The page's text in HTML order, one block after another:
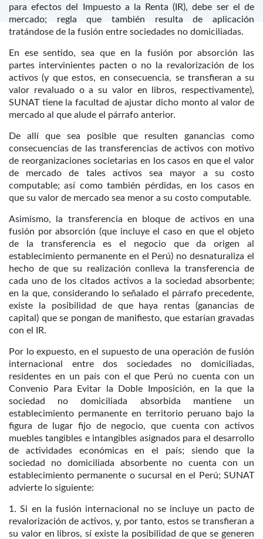
para efectos del Impuesto a la Renta (IR), debe ser el de
mercado; regla que también resulta de aplicación
tratándose de la fusión entre sociedades no domiciliadas.
En ese sentido, sea que en la fusión por absorción las
partes intervinientes pacten o no la revalorización de los
activos (y que estos, en consecuencia, se transfieran a su
valor revaluado o a su valor en libros, respectivamente),
SUNAT tiene la facultad de ajustar dicho monto al valor de
mercado al que alude el párrafo anterior.
De allí que sea posible que resulten ganancias como
consecuencias de las transferencias de activos con motivo
de reorganizaciones societarias en los casos en que el valor
de mercado de tales activos sea mayor a su costo
computable; así como también pérdidas, en los casos en
que su valor de mercado sea menor a su costo computable.
Asimismo, la transferencia en bloque de activos en una
fusión por absorción (que incluye el caso en que el objeto
de la transferencia es el negocio que da origen al
establecimiento permanente en el Perú) no desnaturaliza el
hecho de que su realización conlleva la transferencia de
cada uno de los citados activos a la sociedad absorbente;
en la que, considerando lo señalado el párrafo precedente,
existe la posibilidad de que haya rentas (ganancias de
capital) que se pongan de manifiesto, que estarían gravadas
con el IR.
Por lo expuesto, en el supuesto de una operación de fusión
internacional entre dos sociedades no domiciliadas,
residentes en un país con el que Perú no cuenta con un
Convenio Para Evitar la Doble Imposición, en la que la
sociedad no domiciliada absorbida mantiene un
establecimiento permanente en territorio peruano bajo la
figura de lugar fijo de negocio, que cuenta con activos
muebles tangibles e intangibles asignados para el desarrollo
de actividades económicas en el país; siendo que la
sociedad no domiciliada absorbente no cuenta con un
establecimiento permanente o sucursal en el Perú; SUNAT
advierte lo siguiente:
1. Si en la fusión internacional no se incluye un pacto de
revalorización de activos, y, por tanto, estos se transfieran a
su valor en libros, sí existe la posibilidad de que se generen